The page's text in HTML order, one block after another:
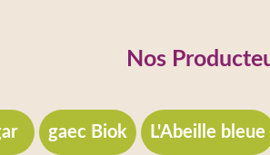
Nos
gaec Biok L'Abeille bleue